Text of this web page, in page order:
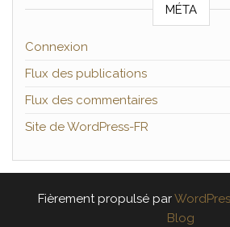
MÉTA
Connexion
Flux des publications
Flux des commentaires
Site de WordPress-FR
Fièrement propulsé par
Blog